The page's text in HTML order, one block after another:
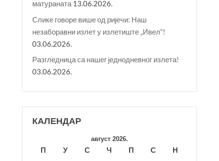
матураната 13.06.2026.
Слике говоре више од ријечи: Наш
незаборавни излет у излетиште „Ивел“!
03.06.2026.
Разгледница са нашег једнодневног излета!
03.06.2026.
КАЛЕНДАР
август 2026.
П У С Ч П С
Н